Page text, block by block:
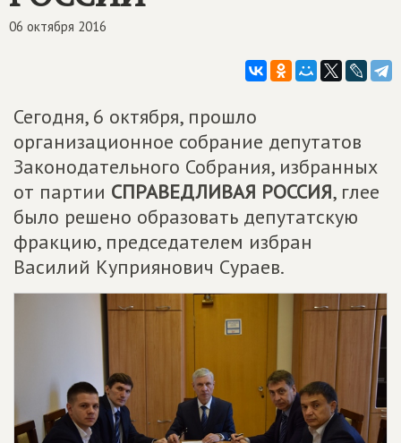
06 октября 2016
Сегодня, 6 октября, прошло
организационное собрание депутатов
Законодательного Собрания, избранных
от партии СПРАВЕДЛИВАЯ РОССИЯ, глее
было решено образовать депутатскую
фракцию, председателем избран
Василий Куприянович Сураев.